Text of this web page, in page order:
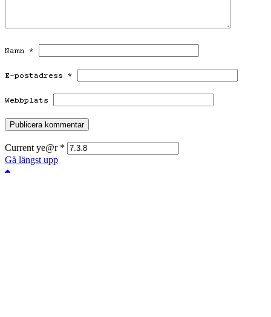
Namn *
E-postadress *
Webbplats
Current ye@r *
Gå längst upp